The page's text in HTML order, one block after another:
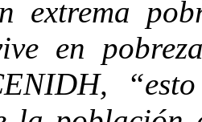
extrema
en